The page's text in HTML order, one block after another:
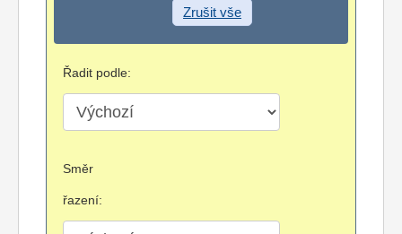
Zrušit vše
Řadit podle:
Směr
řazení: